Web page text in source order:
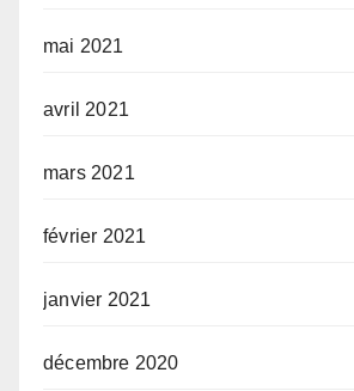
mai 2021
avril 2021
mars 2021
février 2021
janvier 2021
décembre 2020